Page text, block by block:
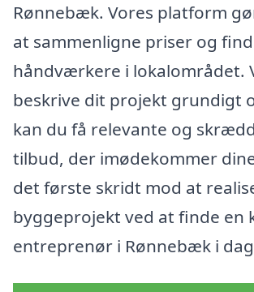
Rønnebæk. Vores platform
at sammenligne priser og
håndværkere i lokalområdet.
beskrive dit projekt grundigt
kan du få relevante og
tilbud, der imødekommer
det første skridt mod at
byggeprojekt ved at finde en
entreprenør i Rønnebæk i